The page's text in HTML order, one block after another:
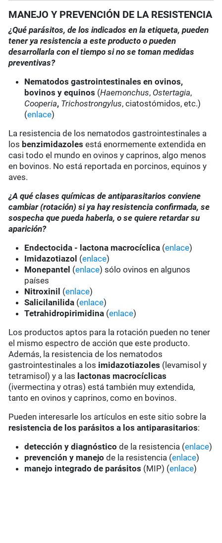
MANEJO Y PREVENCIÓN DE LA RESISTENCIA
¿Qué parásitos, de los indicados en la etiqueta, pueden
tener ya resistencia a este producto o pueden
desarrollarla con el tiempo si no se toman medidas
preventivas?
Nematodos gastrointestinales en ovinos,
bovinos y equinos (Haemonchus, Ostertagia,
Cooperia, Trichostrongylus, ciatostómidos, etc.)
(enlace)
La resistencia de los nematodos gastrointestinales a
los benzimidazoles está enormemente extendida en
casi todo el mundo en ovinos y caprinos, algo menos
en bovinos. No está reportada en porcinos, equinos y
aves.
¿A qué clases químicas de antiparasitarios conviene
cambiar (rotación) si ya hay resistencia confirmada, se
sospecha que pueda haberla, o se quiere retardar su
aparición?
Endectocida - lactona macrocíclica (enlace)
Imidazotiazol (enlace)
Monepantel (enlace) sólo ovinos en algunos
países
Nitroxinil (enlace)
Salicilanilida (enlace)
Tetrahidropirimidina (enlace)
Los productos aptos para la rotación pueden no tener
el mismo espectro de acción que este producto.
Además, la resistencia de los nematodos
gastrointestinales a los imidazotiazoles (levamisol y
tetramisol) y a las lactonas macrocíclicas
(ivermectina y otras) está también muy extendida,
tanto en ovinos y caprinos, como en bovinos.
Pueden interesarle los artículos en este sitio sobre la
resistencia de los parásitos a los antiparasitarios:
detección y diagnóstico de la resistencia (enlace)
prevención y manejo de la resistencia (enlace)
manejo integrado de parásitos (MIP) (enlace)